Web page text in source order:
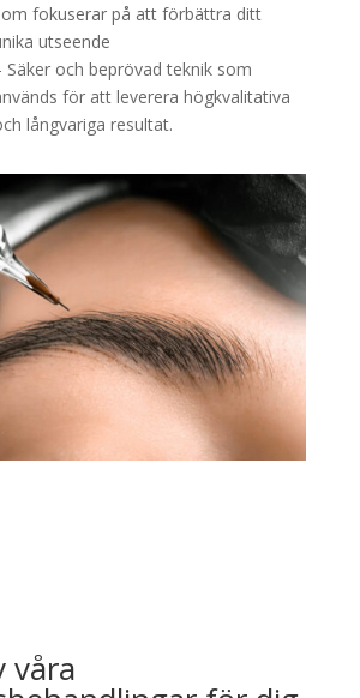
fokuserar på att förbättra ditt
utseende
Säker och beprövad teknik som
för att leverera högkvalitativa
långvariga resultat.
våra